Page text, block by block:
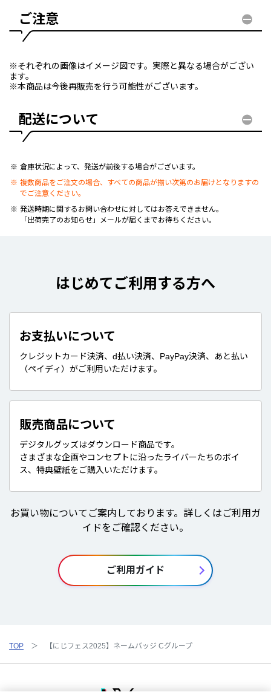
ご注意
※それぞれの画像はイメージ図です。実際と異なる場合がござい
ます。
※本商品は今後再販売を行う可能性がございます。
配送について
倉庫状況によって、発送が前後する場合がございます。
複数商品をご注文の場合、すべての商品が揃い次第のお届けとなりますの
でご注意ください。
発送時期に関するお問い合わせに対してはお答えできません。
「出荷完了のお知らせ」メールが届くまでお待ちください。
はじめてご利用する方へ
お支払いについて
クレジットカード決済、d払い決済、PayPay決済、あと払い
（ペイディ）がご利用いただけます。
販売商品について
デジタルグッズはダウンロード商品です。
さまざまな企画やコンセプトに沿ったライバーたちのボイ
ス、特典壁紙をご購入いただけます。
お買い物についてご案内しております。詳しくはご利用ガ
イドをご確認ください。
ご利用ガイド
TOP 【にじフェス2025】ネームバッジ Cグループ